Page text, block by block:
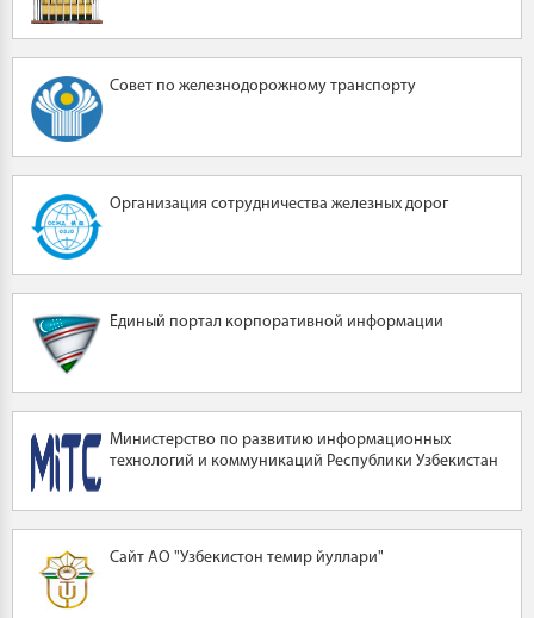
Совет по железнодорожному транспорту
Организация сотрудничества железных дорог
Единый портал корпоративной информации
Министерство по развитию информационных
технологий и коммуникаций Республики Узбекистан
Сайт АО "Узбекистон темир йуллари"